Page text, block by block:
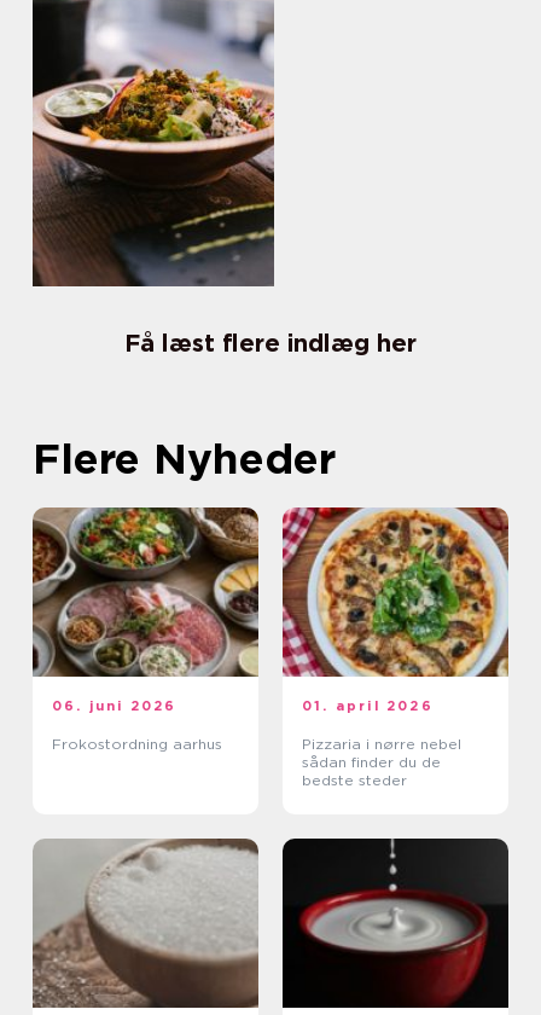
Få læst flere indlæg her
Flere Nyheder
06. juni 2026
Frokostordning aarhus
01. april 2026
Pizzaria i nørre nebel
sådan finder du de
bedste steder